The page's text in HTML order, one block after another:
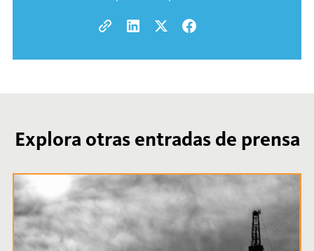
Explora otras entradas de prensa